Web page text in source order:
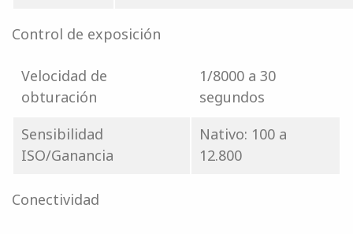
Control de exposición
Velocidad de
obturación
1/8000 a 30
segundos
Sensibilidad
ISO/Ganancia
Nativo: 100 a
12.800
Conectividad